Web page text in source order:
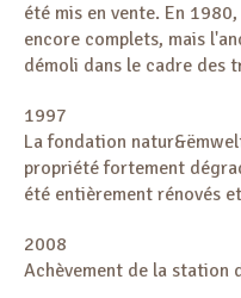
été mis en vente. En
encore complets, mais
démoli dans le cadre des
1997
La fondation
propriété fortement
été entièrement rénovés
2008
Achèvement de la station